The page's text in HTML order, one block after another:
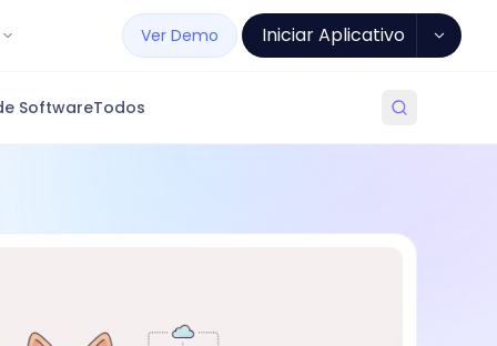
Ver Demo Iniciar Aplicativo
SoftwareTodos